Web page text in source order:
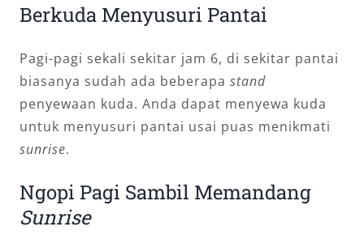
Berkuda Menyusuri Pantai
Pagi-pagi sekali sekitar jam 6, di sekitar pantai
biasanya sudah ada beberapa stand
penyewaan kuda. Anda dapat menyewa kuda
untuk menyusuri pantai usai puas menikmati
sunrise.
Ngopi Pagi Sambil Memandang
Sunrise